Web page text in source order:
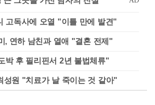
고독사에 오열 "이틀 만에 발견"
, 연하 남친과 열애 "결혼 전제"
박 후 필리핀서 2년 불법체류"
성원 "치료가 날 죽이는 것 같아"